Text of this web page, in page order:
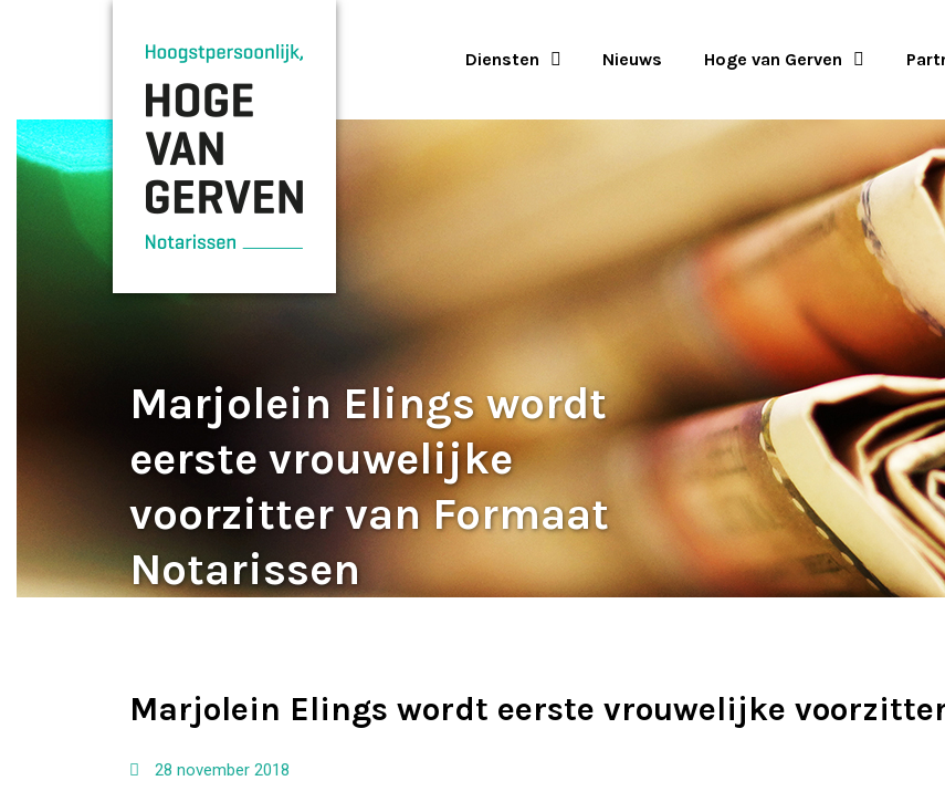
Diensten Nieuws Hoge van Gerven
Marjolein Elings wordt
eerste vrouwelijke
voorzitter van Formaat
Notarissen
Marjolein Elings wordt eerste vrouwelijke
28 november 2018